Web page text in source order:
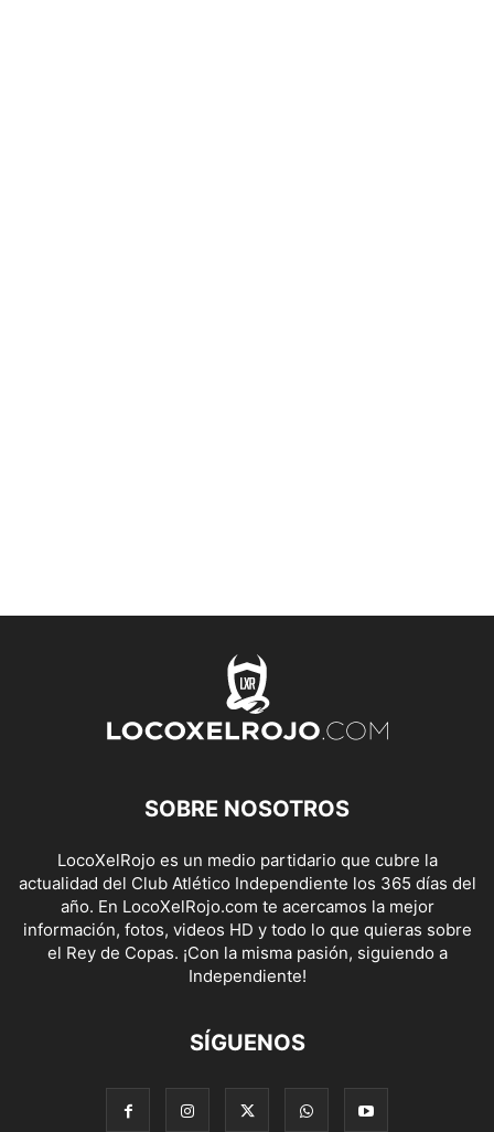
SOBRE NOSOTROS
LocoXelRojo es un medio partidario que cubre la
actualidad del Club Atlético Independiente los 365 días del
año. En LocoXelRojo.com te acercamos la mejor
información, fotos, videos HD y todo lo que quieras sobre
el Rey de Copas. ¡Con la misma pasión, siguiendo a
Independiente!
SÍGUENOS